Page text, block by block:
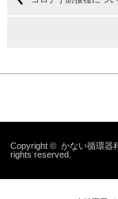
Copyright ©かない循環器
rights reserved.